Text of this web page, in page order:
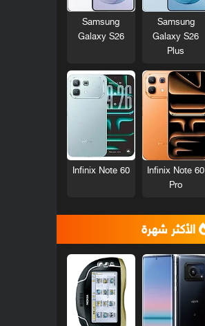
Samsung
Galaxy S26
Plus
Samsung
Galaxy S26
Infinix Note 60
Pro
Infinix Note 60
الأكثر شهرة